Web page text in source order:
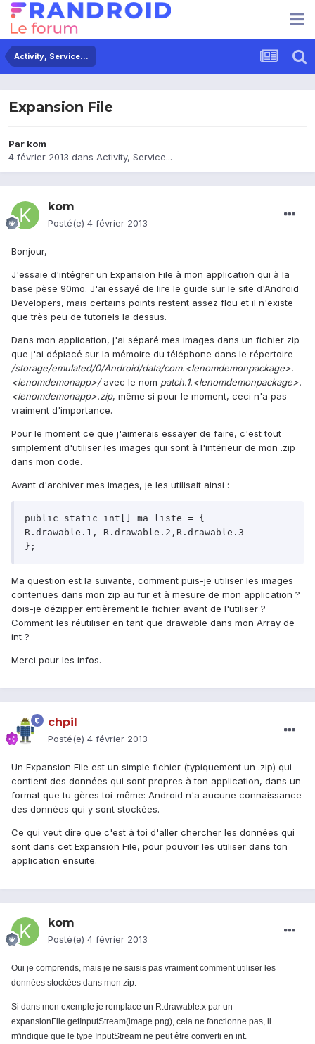
Activity, Service...
Expansion File
Par kom
4 février 2013 dans Activity, Service...
kom
Posté(e) 4 février 2013
Bonjour,
J'essaie d'intégrer un Expansion File à mon application qui à la
base pèse 90mo. J'ai essayé de lire le guide sur le site d'Android
Developers, mais certains points restent assez flou et il n'existe
que très peu de tutoriels la dessus.
Dans mon application, j'ai séparé mes images dans un fichier zip
que j'ai déplacé sur la mémoire du téléphone dans le répertoire
/storage/emulated/0/Android/data/com.<lenomdemonpackage>.
<lenomdemonapp>/avec le nom patch.1.<lenomdemonpackage>.
<lenomdemonapp>.zip, même si pour le moment, ceci n'a pas
vraiment d'importance.
Pour le moment ce que j'aimerais essayer de faire, c'est tout
simplement d'utiliser les images qui sont à l'intérieur de mon .zip
dans mon code.
Avant d'archiver mes images, je les utilisait ainsi :
public static int[] ma_liste = {
R.drawable.1, R.drawable.2,R.drawable.3
};
Ma question est la suivante, comment puis-je utiliser les images
contenues dans mon zip au fur et à mesure de mon application ?
dois-je dézipper entièrement le fichier avant de l'utiliser ?
Comment les réutiliser en tant que drawable dans mon Array de
int ?
Merci pour les infos.
chpil
Posté(e) 4 février 2013
Un Expansion File est un simple fichier (typiquement un .zip) qui
contient des données qui sont propres à ton application, dans un
format que tu gères toi-même: Android n'a aucune connaissance
des données qui y sont stockées.
Ce qui veut dire que c'est à toi d'aller chercher les données qui
sont dans cet Expansion File, pour pouvoir les utiliser dans ton
application ensuite.
kom
Posté(e) 4 février 2013
Oui je comprends, mais je ne saisis pas vraiment comment utiliser les
données stockées dans mon zip.
Si dans mon exemple je remplace un R.drawable.x par un
expansionFile.getInputStream(image.png), cela ne fonctionne pas, il
m'indique que le type InputStream ne peut être converti en int.